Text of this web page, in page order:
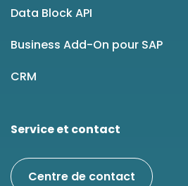
Data Block API
Business Add-On pour SAP
CRM
Service et contact
Centre de contact